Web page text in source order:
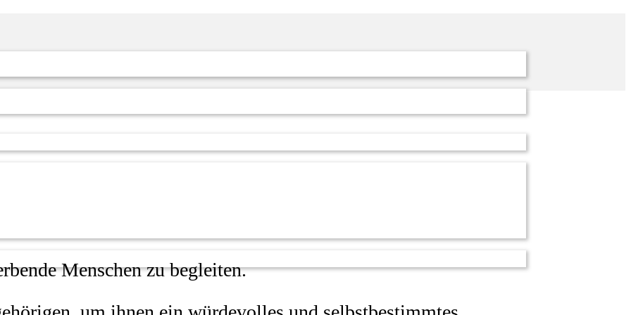
Menschen zu begleiten.